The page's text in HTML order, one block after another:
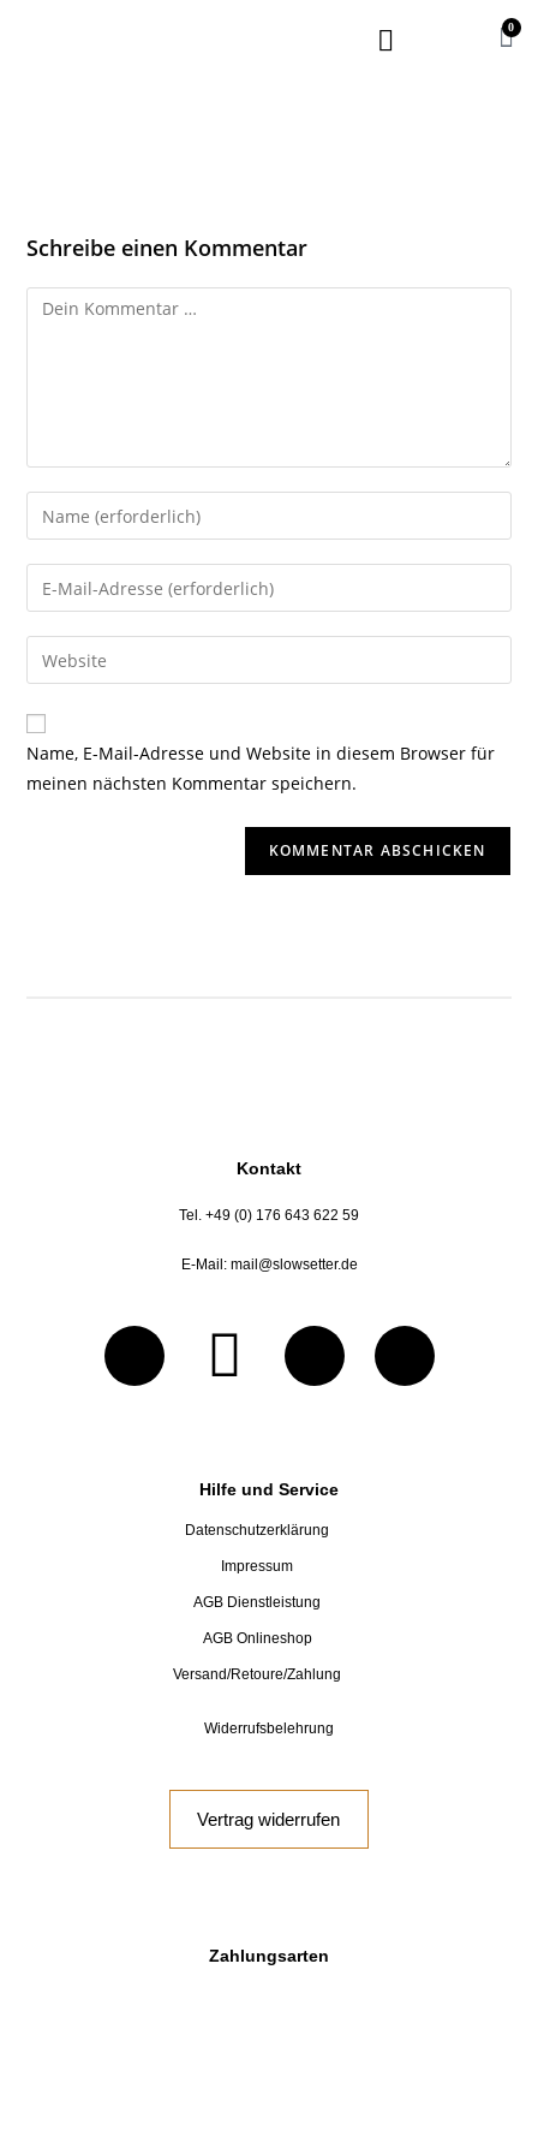
0
Schreibe einen Kommentar
Name, E-Mail-Adresse und Website in diesem Browser für
meinen nächsten Kommentar speichern.
Kontakt
Tel. +49 (0) 176 643 622 59
E-Mail: mail@slowsetter.de
Hilfe und Service
Datenschutzerklärung
Impressum
AGB Dienstleistung
AGB Onlineshop
Versand/Retoure/Zahlung
Widerrufsbelehrung
Vertrag widerrufen
Zahlungsarten